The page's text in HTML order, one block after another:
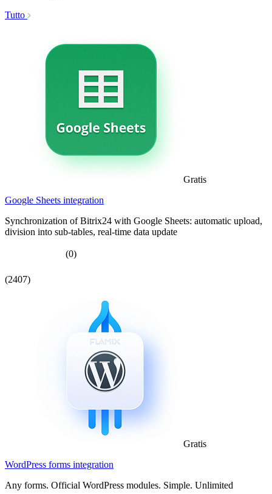
Tutto
Gratis
Google Sheets integration
Synchronization of Bitrix24 with Google Sheets: automatic upload,
division into sub-tables, real-time data update
(0)
(2407)
Gratis
WordPress forms integration
Any forms. Official WordPress modules. Simple. Unlimited